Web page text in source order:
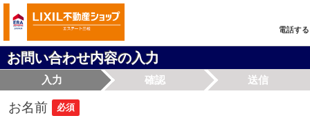
電話する
お問い合わせ内容の入力
入力 確認 送信
お名前 必須